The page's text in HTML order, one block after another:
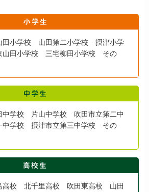
田小学校 山田第二小学校 摂津小学
田小学校 三宅柳田小学校 その
学校 片山中学校 吹田市立第二中
中学校 摂津市立第三中学校 その
高校 北千里高校 吹田東高校 山田